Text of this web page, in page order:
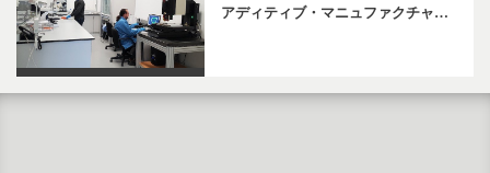
アディティブ・マニュファクチャ…